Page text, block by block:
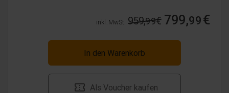
inkl. MwSt. 959,99€ 799,99€
In den Warenkorb
Als Voucher kaufen